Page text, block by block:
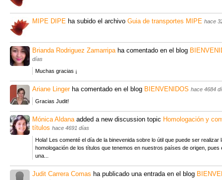
MIPE DIPE ha subido el archivo Guia de transportes MIPE hace
Brianda Rodriguez Zamarripaha comentado en el blog
días
Muchas gracias ¡
Ariane Lingerha comentado en el blog BIENVENIDOS hace 4684
Gracias Judit!
Mónica Aldanaadded a new discussion topic Homologación y
títulos hace 4691 días
Hola! Les comenté el día de la binevenida sobre lo útil que puede ser realizar
homologación de los títulos que tenemos en nuestros países de origen, pues
una...
Judit Carrera Comas ha publicado una entrada en el blog